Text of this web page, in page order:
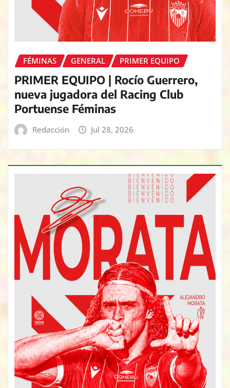
FÉMINAS GENERAL PRIMER EQUIPO
PRIMER EQUIPO | Rocío Guerrero,
nueva jugadora del Racing Club
Portuense Féminas
Redacción Jul 28, 2026